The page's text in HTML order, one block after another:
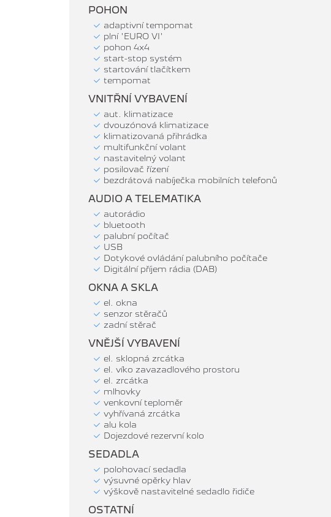
POHON
adaptivní tempomat
plní 'EURO VI'
pohon 4x4
start-stop systém
startování tlačítkem
tempomat
VNITŘNÍ VYBAVENÍ
aut. klimatizace
dvouzónová klimatizace
klimatizovaná přihrádka
multifunkční volant
nastavitelný volant
posilovač řízení
bezdrátová nabíječka mobilních telefonů
AUDIO A TELEMATIKA
autorádio
bluetooth
palubní počítač
USB
Dotykové ovládání palubního počítače
Digitální příjem rádia (DAB)
OKNA A SKLA
el. okna
senzor stěračů
zadní stěrač
VNĚJŠÍ VYBAVENÍ
el. sklopná zrcátka
el. víko zavazadlového prostoru
el. zrcátka
mlhovky
venkovní teploměr
vyhřívaná zrcátka
alu kola
Dojezdové rezervní kolo
SEDADLA
polohovací sedadla
výsuvné opěrky hlav
výškově nastavitelné sedadlo řidiče
OSTATNÍ